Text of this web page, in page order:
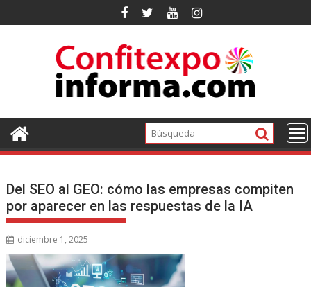
al
Del SEO al GEO: cómo las empresas compiten
por aparecer en las respuestas de la IA
diciembre 1, 2025